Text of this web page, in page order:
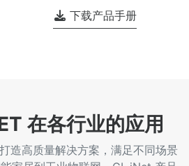
下载产品手册
在各行业的应用
造高质量解决方案，满足不同场景